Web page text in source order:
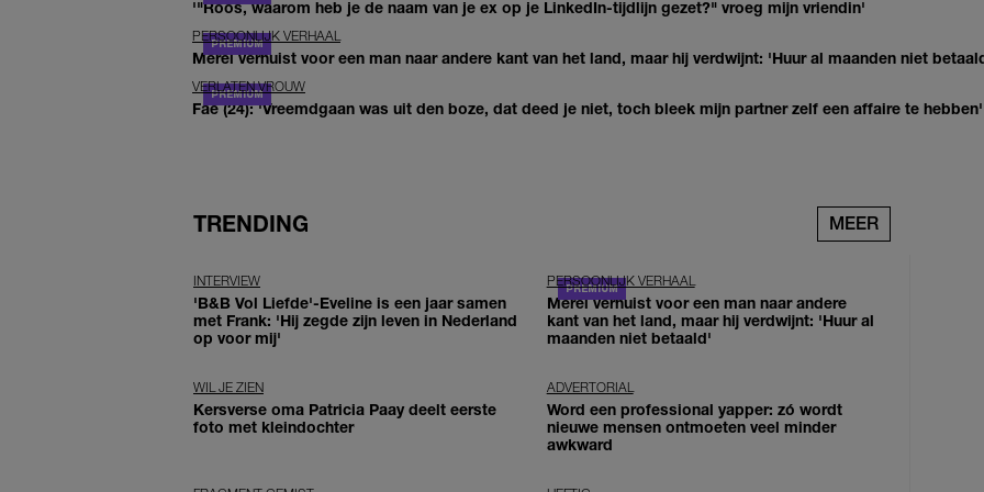
'"Roos, waarom heb je de naam van je ex op je LinkedIn-tijdlijn gezet?" vroeg mijn vriendin'
PERSOONLIJK VERHAAL
Merel verhuist voor een man naar andere kant van het land, maar hij verdwijnt: 'Huur al maanden niet
VERLATEN VROUW
Fae (24): 'Vreemdgaan was uit den boze, dat deed je niet, toch bleek mijn partner zelf een affaire te hebben'
TRENDING MEER
INTERVIEW
'B&B Vol Liefde'-Eveline is een jaar samen
met Frank: 'Hij zegde zijn leven in Nederland
op voor mij'
PERSOONLIJK VERHAAL
Merel verhuist voor een man naar andere
kant van het land, maar hij verdwijnt: 'Huur al
maanden niet betaald'
WIL JE ZIEN
Kersverse oma Patricia Paay deelt eerste
foto met kleindochter
ADVERTORIAL
Word een professional yapper: zó wordt
nieuwe mensen ontmoeten veel minder
awkward